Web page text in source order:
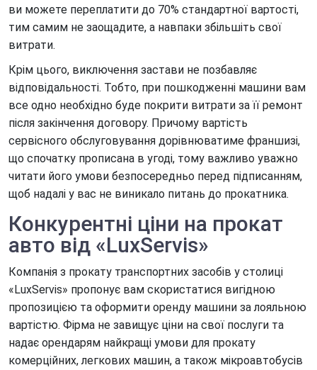
ви можете переплатити до 70% стандартної вартості,
тим самим не заощадите, а навпаки збільшіть свої
витрати.
Крім цього, виключення застави не позбавляє
відповідальності. Тобто, при пошкодженні машини вам
все одно необхідно буде покрити витрати за її ремонт
після закінчення договору. Причому вартість
сервісного обслуговування дорівнюватиме франшизі,
що спочатку прописана в угоді, тому важливо уважно
читати його умови безпосередньо перед підписанням,
щоб надалі у вас не виникало питань до прокатника.
Конкурентні ціни на прокат
авто від «LuxServis»
Компанія з прокату транспортних засобів у столиці
«LuxServis» пропонує вам скористатися вигідною
пропозицією та оформити оренду машини за лояльною
вартістю. Фірма не завищує ціни на свої послуги та
надає орендарям найкращі умови для прокату
комерційних, легкових машин, а також мікроавтобусів